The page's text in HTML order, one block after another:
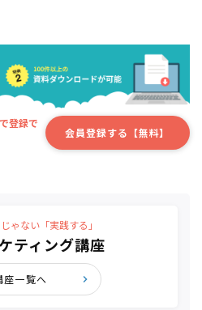
登録で
会員登録する【無料】
ゃない「実践する」
ティング講座
座一覧へ